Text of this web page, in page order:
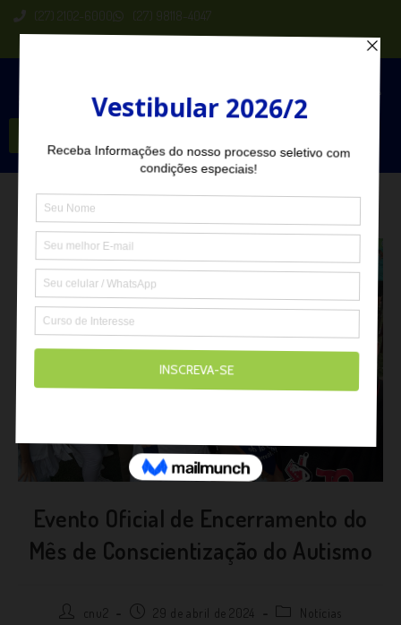
(27) 2102-6000 (27) 98118-4047
Evento Oficial de Encerramento do
Mês de Conscientização do Autismo
cnu2 29 de abril de 2024 Notícias